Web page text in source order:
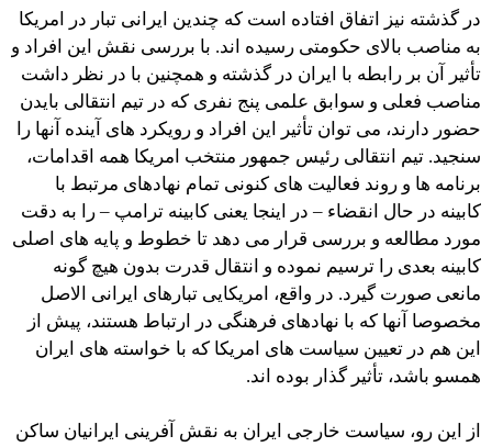
در گذشته نیز اتفاق افتاده است که چندین ایرانی تبار در امریکا
به مناصب بالای حکومتی رسیده اند. با بررسی نقش این افراد و
تأثیر آن بر رابطه با ایران در گذشته و همچنین با در نظر داشت
مناصب فعلی و سوابق علمی پنج نفری که در تیم انتقالی بایدن
حضور دارند، می توان تأثیر این افراد و رویکرد های آینده آنها را
سنجید. تیم انتقالی رئیس جمهور منتخب امریکا همه اقدامات،
برنامه ها و روند فعالیت های کنونی تمام نهادهای مرتبط با
کابینه در حال انقضاء – در اینجا یعنی کابینه ترامپ – را به دقت
مورد مطالعه و بررسی قرار می دهد تا خطوط و پایه های اصلی
کابینه بعدی را ترسیم نموده و انتقال قدرت بدون هیچ گونه
مانعی صورت گیرد. در واقع، امریکایی تبارهای ایرانی الاصل
مخصوصا آنها که با نهادهای فرهنگی در ارتباط هستند، پیش از
این هم در تعیین سیاست های امریکا که با خواسته های ایران
همسو باشد، تأثیر گذار بوده اند.
از این رو، سیاست خارجی ایران به نقش آفرینی ایرانیان ساکن